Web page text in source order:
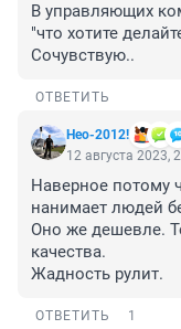
В управляющих
"что хотите
Сочувствую..
ОТВЕТИТЬ
Нео-2012!
12 августа 2023,
Наверное потому
нанимает людей
Оно же дешевле.
качества.
Жадность рулит.
ОТВЕТИТЬ 1